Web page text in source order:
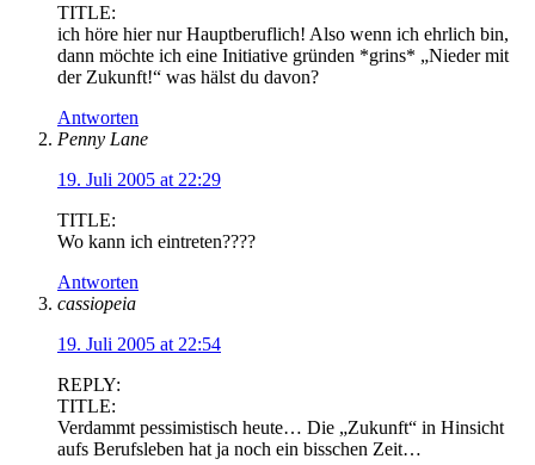
TITLE:
ich höre hier nur Hauptberuflich! Also wenn ich ehrlich bin,
dann möchte ich eine Initiative gründen *grins* „Nieder mit
der Zukunft!“ was hälst du davon?
Antworten
Penny Lane
19. Juli 2005 at 22:29
TITLE:
Wo kann ich eintreten????
Antworten
cassiopeia
19. Juli 2005 at 22:54
REPLY:
TITLE:
Verdammt pessimistisch heute… Die „Zukunft“ in Hinsicht
aufs Berufsleben hat ja noch ein bisschen Zeit…